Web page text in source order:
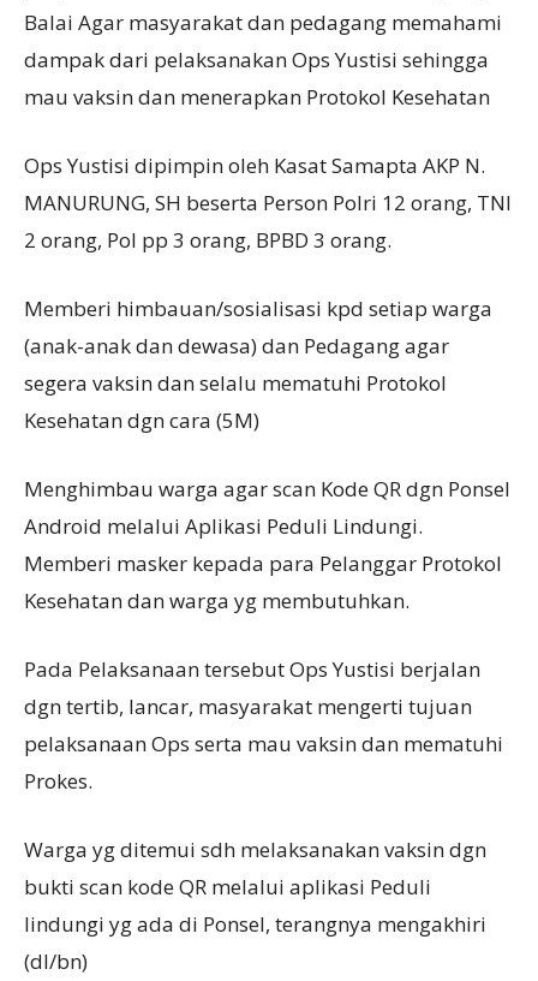
Balai Agar masyarakat dan pedagang memahami
dampak dari pelaksanakan Ops Yustisi sehingga
mau vaksin dan menerapkan Protokol Kesehatan
Ops Yustisi dipimpin oleh Kasat Samapta AKP N.
MANURUNG, SH beserta Person Polri 12 orang, TNI
2 orang, Pol pp 3 orang, BPBD 3 orang.
Memberi himbauan/sosialisasi kpd setiap warga
(anak-anak dan dewasa) dan Pedagang agar
segera vaksin dan selalu mematuhi Protokol
Kesehatan dgn cara (5M)
Menghimbau warga agar scan Kode QR dgn Ponsel
Android melalui Aplikasi Peduli Lindungi.
Memberi masker kepada para Pelanggar Protokol
Kesehatan dan warga yg membutuhkan.
Pada Pelaksanaan tersebut Ops Yustisi berjalan
dgn tertib, lancar, masyarakat mengerti tujuan
pelaksanaan Ops serta mau vaksin dan mematuhi
Prokes.
Warga yg ditemui sdh melaksanakan vaksin dgn
bukti scan kode QR melalui aplikasi Peduli
lindungi yg ada di Ponsel, terangnya mengakhiri
(dl/bn)